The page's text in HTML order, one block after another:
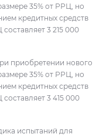
35% от РРЦ, но
кредитных средств
3 215 000
приобретении нового
35% от РРЦ, но
кредитных средств
3 415 000
испытаний для